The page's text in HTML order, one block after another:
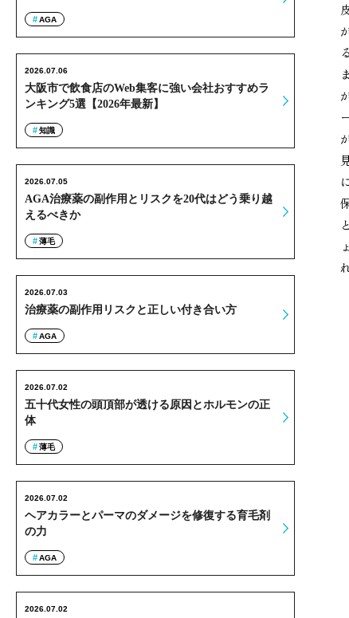
AGA
大阪市で飲食店のWeb集客に強い会社おすすめラ
ンキング5選【2026年最新】
2026.07.06
知識
AGA治療薬の副作用とリスクを20代はどう乗り越
えるべきか
2026.07.05
薄毛
治療薬の副作用リスクと正しい付き合い方
2026.07.03
AGA
五十代女性の頭頂部が透ける原因とホルモンの正
体
2026.07.02
薄毛
ヘアカラーとパーマのダメージを修復する育毛剤
の力
2026.07.02
AGA
2026.07.02